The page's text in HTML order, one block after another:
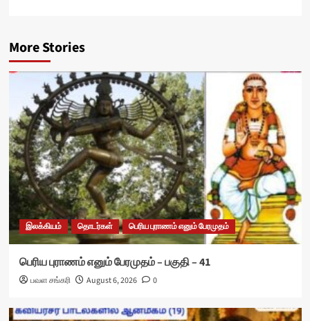
More Stories
இலக்கியம் தொடர்கள் பெரிய புராணம் எனும் பேரமுதம்
பெரிய புராணம் எனும் பேரமுதம் – பகுதி – 41
பவள சங்கரி August 6, 2026 0